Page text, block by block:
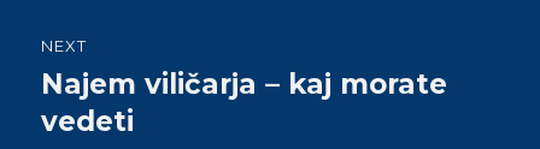
prispevka
NEXT
Next
post:
Najem viličarja – kaj morate
vedeti